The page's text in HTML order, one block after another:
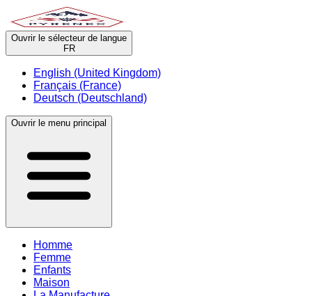
Ouvrir le sélecteur de langue
FR
English (United Kingdom)
Français (France)
Deutsch (Deutschland)
Ouvrir le menu principal
Homme
Femme
Enfants
Maison